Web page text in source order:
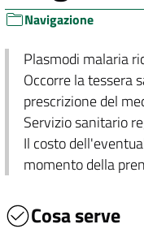
Navigazione
Plasmodi malaria
Occorre la tessera
prescrizione del
Servizio sanitario
Il costo
momento della
Cosa serve